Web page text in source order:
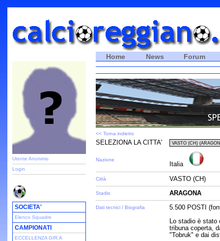
Utente Anonimo
Login
SOCIETA'
Elenco Squadre
CAMPIONATI
ECCELLENZA GIR.A
Home News Forum
<< Torna indietro
SELEZIONA LA CITTA'
Nazione
Italia
Città VASTO (CH)
Stadio ARAGONA
Dati tecnici / Biografia
5.500 POSTI
Lo stadio è stato
tribuna coperta,
"Tobruk" e dai